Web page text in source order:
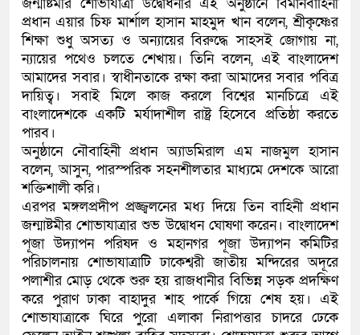
প্রধান এয়ার চিফ মার্শাল হাসান মাহমুদ খান বলেন, শ্রীকৃষ্ণের
শিক্ষা শুধু অসত্য ও অন্যায়ের বিরুদ্ধে সাহসই জোগায় না,
ন্যায়ের পথেও চলতে শেখায়। তিনি বলেন, এই বাংলাদেশ
আমাদের সবার। স্বাধীনতাকে রক্ষা করা আমাদের সবার পবিত্র
দায়িত্ব। সবাই মিলে কাজ করলে বিশ্বের মানচিত্রে এই
বাংলাদেশকে একটি মর্যাদাশীল রাষ্ট্র হিসেবে প্রতিষ্ঠা করতে
পারব।
অনুষ্ঠানে নৌবাহিনী প্রধান অ্যাডমিরাল এম নাজমুল হাসান
বলেন, আসুন, পারস্পরিক সহনশীলতার মাধ্যমে দেশকে আরো
শক্তিশালী করি।
এরপর মঙ্গলপ্রদীপ প্রজ্জ্বলনের মধ্য দিয়ে তিন বাহিনী প্রধান
জন্মাষ্টমীর শোভাযাত্রার শুভ উদ্বোধন ঘোষণা করেন। বাংলাদেশ
পূজা উদ্যাপন পরিষদ ও মহানগর পূজা উদ্যাপন কমিটির
পরিচালনায় শোভাযাত্রাটি ঢাকেশ্বরী জাতীয় মন্দিরের অদূরে
পলাশীর মোড় থেকে শুরু হয় রাজধানীর বিভিন্ন সড়ক প্রদক্ষিণ
করে পুরাণ ঢাকা বাহাদুর শাহ পার্কে গিয়ে শেষ হয়। এই
শোভাযাত্রাকে ঘিরে পুরো এলাকা নিরাপত্তার চাদরে ঢেকে